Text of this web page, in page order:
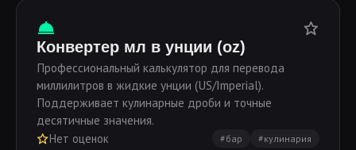
Конвертер мл в унции (oz)
Профессиональный калькулятор для перевода
миллилитров в жидкие унции (US/Imperial).
Поддерживает кулинарные дроби и точные
десятичные значения.
Нет оценок
#бар #кулинария